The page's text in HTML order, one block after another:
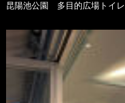
昆陽池公園 多目的広場トイレ